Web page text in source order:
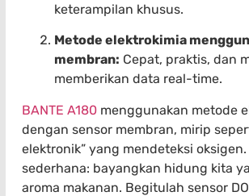
keterampilan khusus.
Metode elektrokimia
membran: Cepat, praktis, dan
memberikan data real-time.
BANTE A180 menggunakan metode
dengan sensor membran, mirip
elektronik” yang mendeteksi
sederhana: bayangkan hidung kita
aroma makanan. Begitulah sensor